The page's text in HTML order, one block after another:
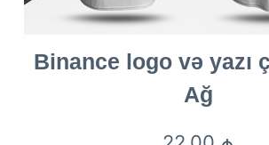
Binance logo və yazı
Ağ